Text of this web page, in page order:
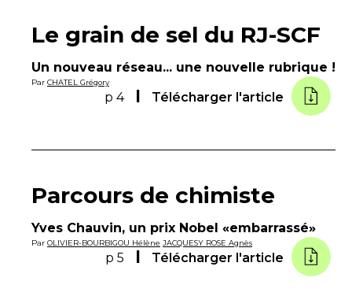
Le grain de sel du RJ-SCF
Un nouveau réseau... une nouvelle rubrique !
Par CHATEL Grégory
p 4 Télécharger l'article
Parcours de chimiste
Yves Chauvin, un prix Nobel «embarrassé»
Par OLIVIER-BOURBIGOU Hélène JACQUESY ROSE Agnès
p 5 Télécharger l'article